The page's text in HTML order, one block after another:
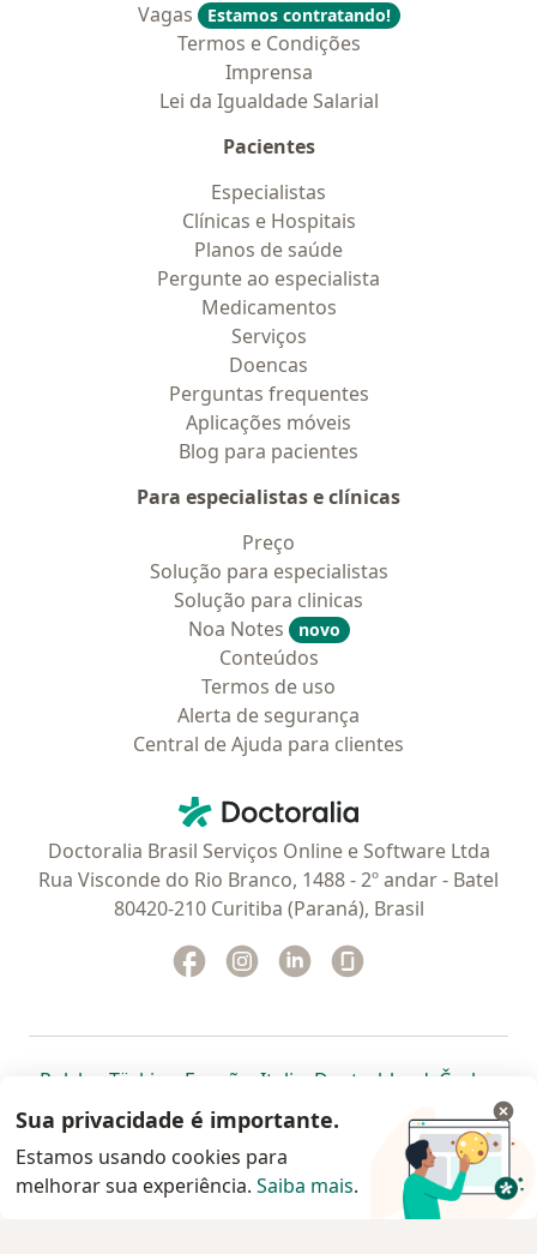
Vagas
Estamos contratando!
Termos e Condições
Imprensa
Lei da Igualdade Salarial
Pacientes
Especialistas
Clínicas e Hospitais
Planos de saúde
Pergunte ao especialista
Medicamentos
Serviços
Doencas
Perguntas frequentes
Aplicações móveis
Blog para pacientes
Para especialistas e clínicas
Preço
Solução para especialistas
Solução para clinicas
Noa Notes
novo
Conteúdos
Termos de uso
Alerta de segurança
Central de Ajuda para clientes
Doctoralia - Homepage
Doctoralia Brasil Serviços Online e Software Ltda
Rua Visconde do Rio Branco, 1488 - 2º andar - Batel
80420-210 Curitiba (Paraná), Brasil
Facebook
abre num novo separador
Instagram
abre num novo separador
Linkedin
abre num novo
Polska abre num novo separador
Türkiye abre num novo separador
España abre num novo separador
Italia abre num novo
Deutschlandabre num
Česko
Portugal abre num novo separador
, México abre num novo separador
, abre num novo separador
Brasil abre num novoabre num
abre
Colombia abre num novo
www.doctoralia.com.br © 2026 - Agende agora sua
Sua privacidade é importante.
Estamos usando cookies para
melhorar sua experiência. Saiba mais.